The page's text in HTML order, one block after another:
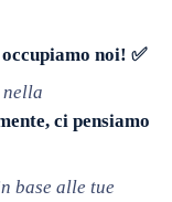
occupiamo noi! ✅
nella
ci pensiamo
base alle tue